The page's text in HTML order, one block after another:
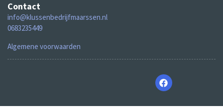
Contact
info@klussenbedrijfmaarssen.nl
0683235449
Algemene voorwaarden